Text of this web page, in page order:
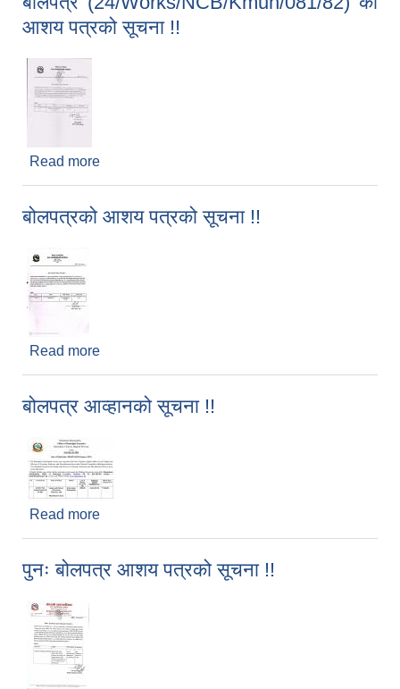
आशय पत्रको सूचना !!
Read more
बोलपत्रको आशय पत्रको सूचना !!
Read more
बोलपत्र आव्हानको सूचना !!
Read more
पुनः बोलपत्र आशय पत्रको सूचना !!